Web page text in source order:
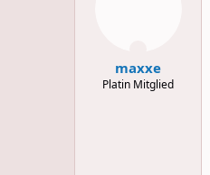
maxxe
Platin Mitglied